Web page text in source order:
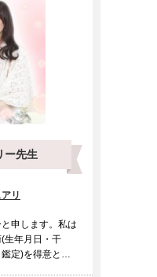
ー先生
リ
申します。私は
生年月日・干
定)を得意とし